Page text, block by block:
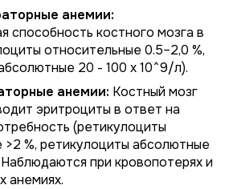
анемии:
способность костного мозга в
относительные 0.5–2,0 %,
20 - 100 х 10^9/л).
анемии: Костный мозг
эритроциты в ответ на
(ретикулоциты
%, ретикулоциты абсолютные
при кровопотерях и
анемиях.